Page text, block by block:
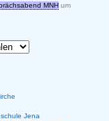
MNH um
Jena